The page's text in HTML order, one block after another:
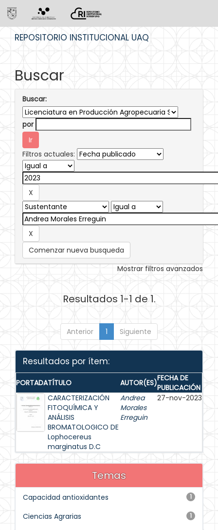
REPOSITORIO INSTITUCIONAL UAQ
Buscar
Buscar:
por
Filtros actuales:
Comenzar nueva busqueda
Mostrar filtros avanzados
Resultados 1-1 de 1.
Anterior 1 Siguiente
Resultados por ítem:
PORTADATÍTULO AUTOR(ES)FECHA DE
PUBLICACIÓN
CARACTERIZACIÓN
FITOQUÍMICA Y
ANÁLISIS
BROMATOLOGICO DE
Lophocereus
marginatus D.C
Andrea
Morales
Erreguin
27-nov-2023
Temas
1
Capacidad antioxidantes
1
Ciencias Agrarias